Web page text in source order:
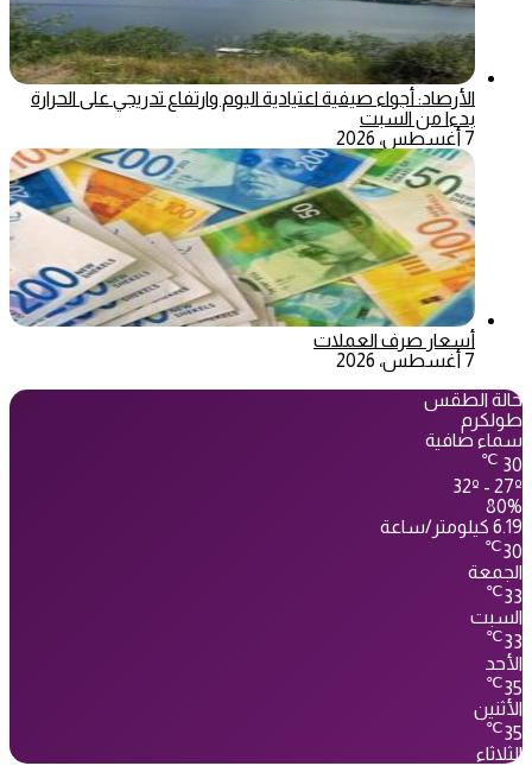
الأرصاد: أجواء صيفية اعتيادية اليوم وارتفاع تدريجي على الحرارة
بدءا من السبت
7 أغسطس، 2026
أسعار صرف العملات
7 أغسطس، 2026
حالة الطقس
طولكرم
سماء صافية
30
℃
32º - 27º
80%
6.19 كيلومتر/ساعة
30
℃
الجمعة
33
℃
السبت
33
℃
الأحد
35
℃
الأثنين
35
℃
الثلاثاء